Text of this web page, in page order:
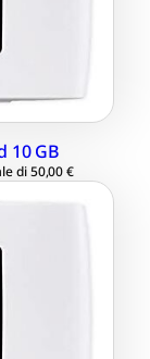
10 GB
di 50,00 €